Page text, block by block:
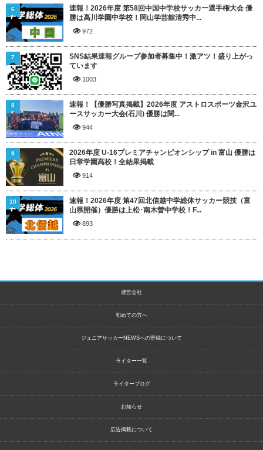
速報！2026年度 第58回中国中学校サッカー選手権大会 優
勝は高川学園中学校！岡山学芸館清秀中...
972
6
SNS結果速報グループ参加者募集中！激アツ！盛り上がっ
ています
1003
7
速報！【優勝写真掲載】2026年度 アストロスポーツ金沢ユ
ースサッカー大会(石川) 優勝は関...
944
8
2026年度 U-16プレミアチャンピオンシップ in 富山 優勝は
日章学園高校！全結果掲載
914
9
速報！2026年度 第47回北信越中学総体サッカー競技（富
山県開催）優勝は上松･南木曽中学校！F...
893
10
運営会社
初めての方へ
ジュニアサッカーNEWSへの寄稿について
ライター一覧
ライターブログ
お知らせ
広告掲載について